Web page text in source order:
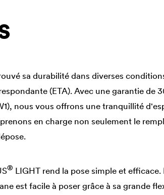
sa durabilité dans diverses
(ETA). Avec une garantie de
nous vous offrons une tranquillité
en charge non seulement le
® LIGHT rend la pose simple et
est facile à poser grâce à sa grande